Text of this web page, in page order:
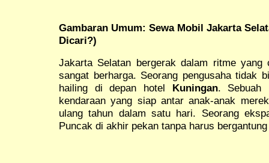
Gambaran Umum: Sewa Mobil Jakarta
Dicari?)
Jakarta Selatan bergerak dalam ritme
sangat berharga. Seorang pengusaha tidak
hailing di depan hotel Kuningan.
kendaraan yang siap antar anak-anak
ulang tahun dalam satu hari. Seorang
Puncak di akhir pekan tanpa harus